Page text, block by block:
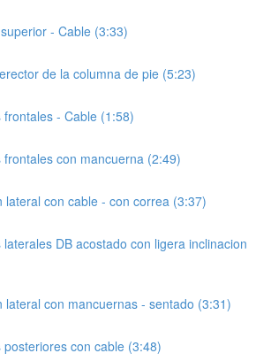
- Cable (3:33)
de la columna de pie (5:23)
frontales - Cable (1:58)
frontales con mancuerna (2:49)
lateral con cable - con correa (3:37)
laterales DB acostado con ligera inclinacion
lateral con mancuernas - sentado (3:31)
posteriores con cable (3:48)